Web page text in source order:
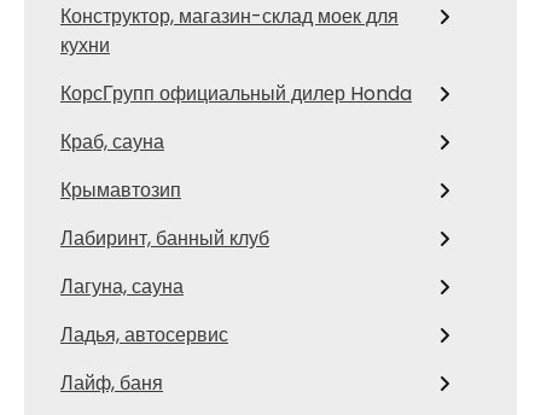
Конструктор, магазин-склад моек для
кухни
КорсГрупп официальный дилер Honda
Краб, сауна
Крымавтозип
Лабиринт, банный клуб
Лагуна, сауна
Ладья, автосервис
Лайф, баня